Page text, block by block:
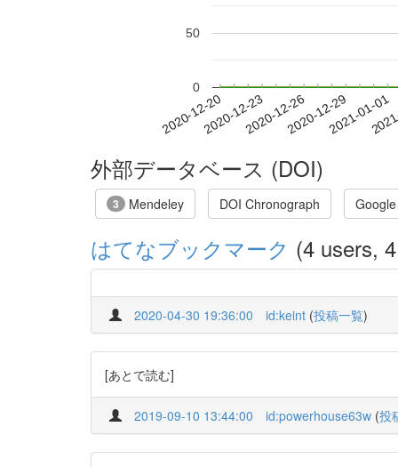
2020-12-202020-12-232020-12-262020-12-292021-01-01
0
50
外部データベース (DOI)
3 Mendeley DOI Chronograph
はてなブックマーク (4 users,
2020-04-30 19:36:00 id:keint (投稿一覧)
[あとで読む]
2019-09-10 13:44:00 id:powerhouse63w (投